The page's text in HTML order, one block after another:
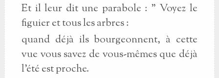
Et il leur dit une parabole : " Voyez le
figuier et tous les arbres :
quand déjà ils bourgeonnent, à cette
vue vous savez de vous-mêmes que déjà
l'été est proche.